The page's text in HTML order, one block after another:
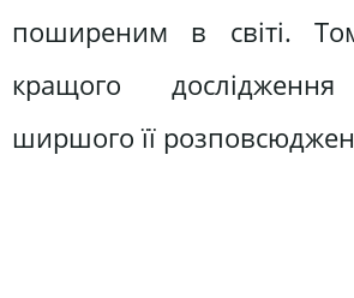
поширеним в світі.
кращого дослідження
ширшого її